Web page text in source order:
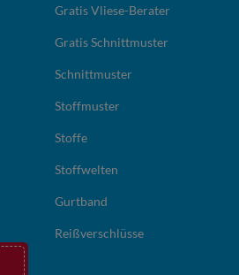
Gratis Vliese-Berater
Gratis Schnittmuster
Schnittmuster
Stoffmuster
Stoffe
Stoffwelten
Gurtband
Reißverschlüsse